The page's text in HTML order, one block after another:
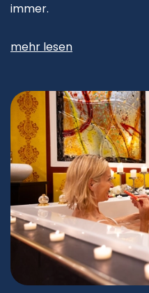
immer.
mehr lesen